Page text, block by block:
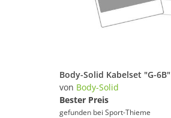
Body-Solid Kabelset "G-6B"
von Body-Solid
Bester Preis
gefunden bei Sport-Thieme